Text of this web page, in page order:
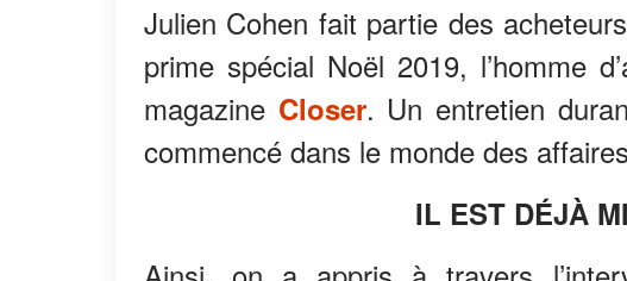
Julien Cohen fait partie des
prime spécial Noël 2019, l’homme
magazine Closer. Un entretien
commencé dans le monde des
IL EST DÉJÀ